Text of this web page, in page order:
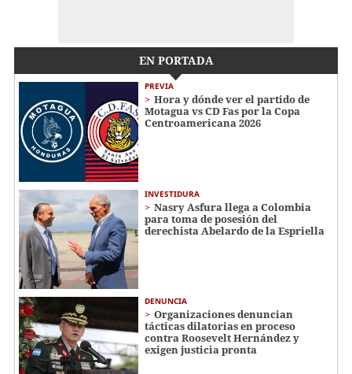
EN PORTADA
PREVIA
Hora y dónde ver el partido de
Motagua vs CD Fas por la Copa
Centroamericana 2026
INVESTIDURA
Nasry Asfura llega a Colombia
para toma de posesión del
derechista Abelardo de la Espriella
DENUNCIA
Organizaciones denuncian
tácticas dilatorias en proceso
contra Roosevelt Hernández y
exigen justicia pronta